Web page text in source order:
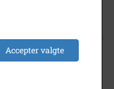
med nevø og niece
Accepter valgte